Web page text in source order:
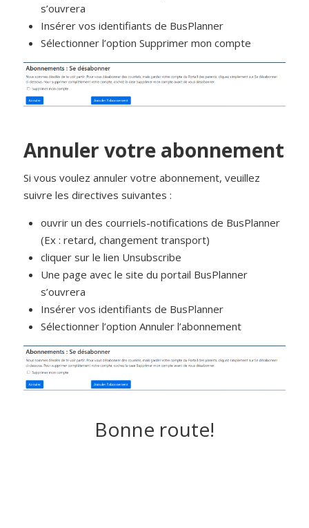
s’ouvrera
Insérer vos identifiants de BusPlanner
Sélectionner l’option Supprimer mon compte
Annuler votre abonnement
Si vous voulez annuler votre abonnement, veuillez
suivre les directives suivantes :
ouvrir un des courriels-notifications de BusPlanner
(Ex : retard, changement transport)
cliquer sur le lien Unsubscribe
Une page avec le site du portail BusPlanner
s’ouvrera
Insérer vos identifiants de BusPlanner
Sélectionner l’option Annuler l’abonnement
Bonne route!